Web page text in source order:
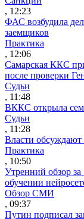
, 12:23
ФАС возбудила
заемщиков
Практика
, 12:06
Самарская ККС
после проверки
Судьи
, 11:48
ВККС открыла
Судьи
, 11:28
Власти
Практика
, 10:50
Утренний обзор за
обучении
Обзор СМИ
, 09:37
Путин подписал